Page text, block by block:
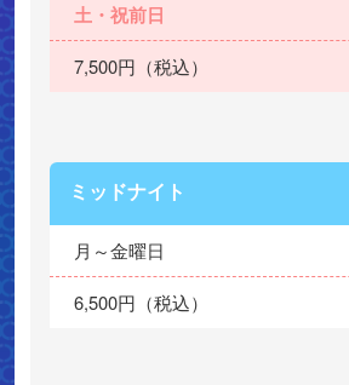
土・祝前日
7,500円（税込）
ミッドナイト
月～金曜日
6,500円（税込）